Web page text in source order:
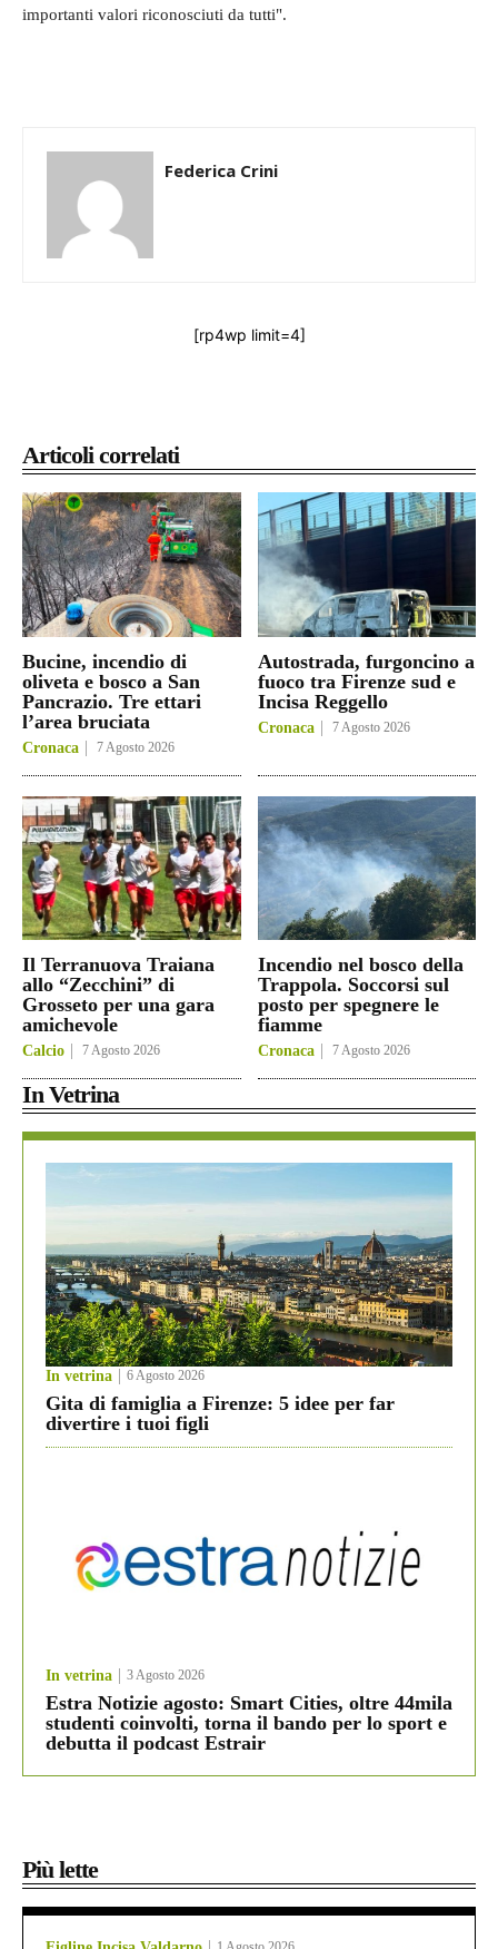
Articoli correlati
Bucine, incendio di
oliveta e bosco a San
Pancrazio. Tre ettari
l’area bruciata
Cronaca 7 Agosto 2026
Autostrada, furgoncino a
fuoco tra Firenze sud e
Incisa Reggello
Cronaca 7 Agosto 2026
Il Terranuova Traiana
allo “Zecchini” di
Grosseto per una gara
amichevole
Calcio 7 Agosto 2026
Incendio nel bosco della
Trappola. Soccorsi sul
posto per spegnere le
fiamme
Cronaca 7 Agosto 2026
In Vetrina
In vetrina 6 Agosto 2026
Gita di famiglia a Firenze: 5 idee per far
divertire i tuoi figli
In vetrina 3 Agosto 2026
Estra Notizie agosto: Smart Cities, oltre 44mila
studenti coinvolti, torna il bando per lo sport e
debutta il podcast Estrair
Più lette
importanti valori riconosciuti da tutti".
Federica Crini
[rp4wp limit=4]